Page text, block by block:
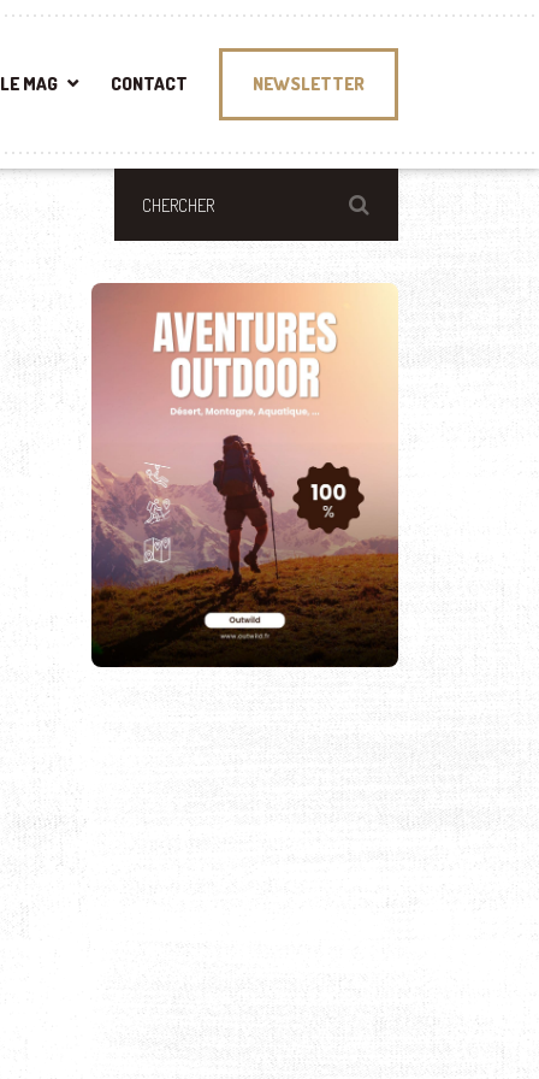
LE MAG CONTACT NEWSLETTER